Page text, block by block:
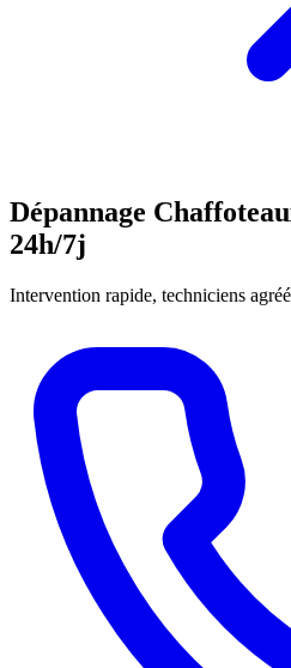
Dépannage
24h/7j
Intervention rapide, techniciens